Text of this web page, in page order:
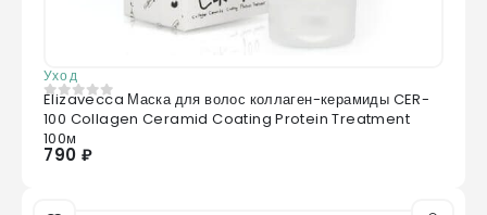
Уход
0из 5
Elizavecca Маска для волос коллаген-керамиды CER-
100 Collagen Ceramid Coating Protein Treatment
100м
790 ₽